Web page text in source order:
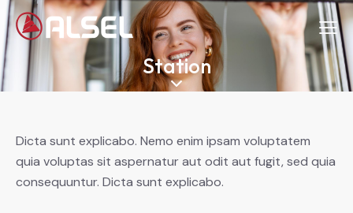
Station
Dicta sunt explicabo. Nemo enim ipsam voluptatem
quia voluptas sit aspernatur aut odit aut fugit, sed quia
consequuntur. Dicta sunt explicabo.